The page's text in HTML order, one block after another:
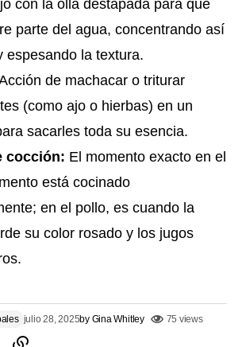
con la olla destapada para que
parte del agua, concentrando así
espesando la textura.
de machacar o triturar
(como ajo o hierbas) en un
sacarles toda su esencia.
cocción: El momento exacto en el
está cocinado
en el pollo, es cuando la
su color rosado y los jugos
julio 28, 2025by Gina Whitley 75 views